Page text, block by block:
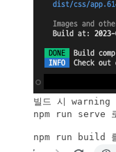
빌드 시 warning
npm run serve 로